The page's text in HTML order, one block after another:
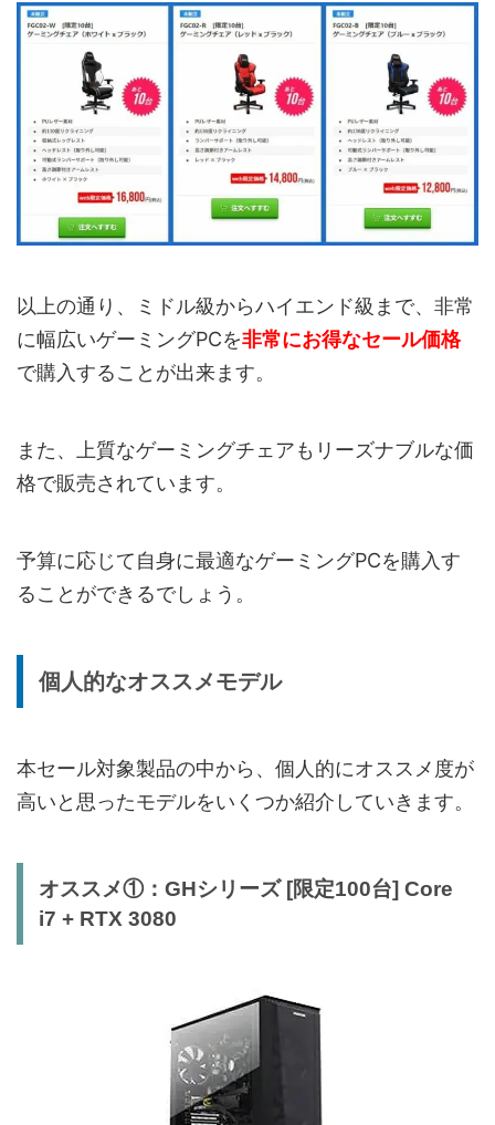
以上の通り、ミドル級からハイエンド級まで、非常
に幅広いゲーミングPCを非常にお得なセール価格
で購入することが出来ます。
また、上質なゲーミングチェアもリーズナブルな価
格で販売されています。
予算に応じて自身に最適なゲーミングPCを購入す
ることができるでしょう。
個人的なオススメモデル
本セール対象製品の中から、個人的にオススメ度が
高いと思ったモデルをいくつか紹介していきます。
オススメ①：GHシリーズ [限定100台] Core
i7 + RTX 3080